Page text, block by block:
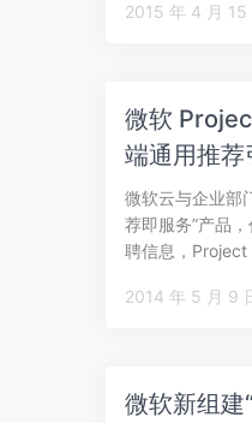
微软
端通用推荐
微软云与企业部
荐即服务”产品
聘信息，Project
微软新组建